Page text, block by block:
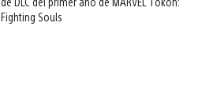
Fighting Souls